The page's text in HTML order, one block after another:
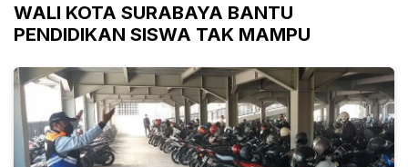
WALI KOTA SURABAYA BANTU
PENDIDIKAN SISWA TAK MAMPU